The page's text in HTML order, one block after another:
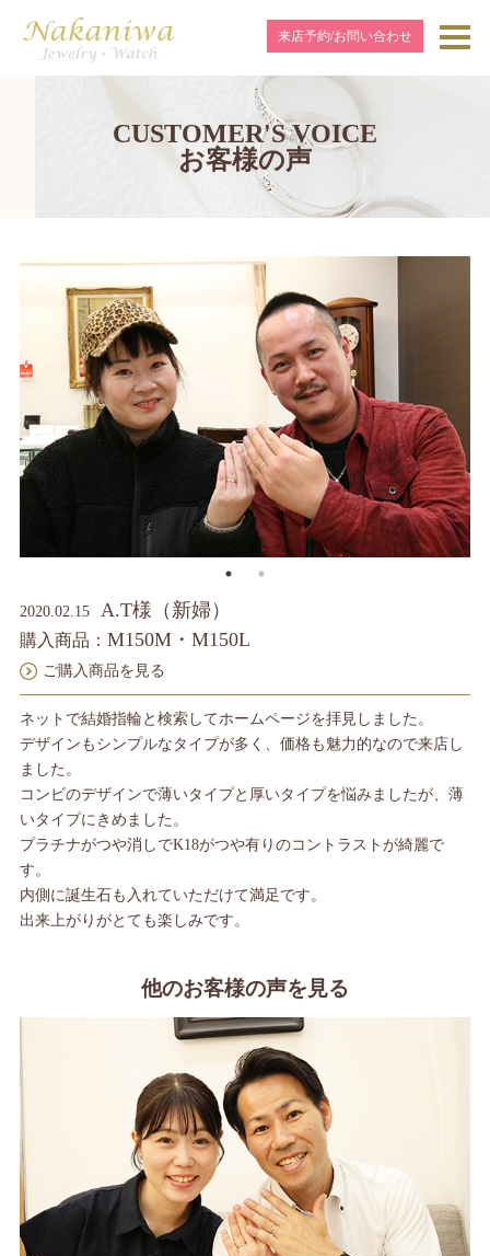
来店予約/お問い合わせ
CUSTOMER'S VOICE
お客様の声
2020.02.15 A.T様（新婦）
購入商品： M150M・M150L
ご購入商品を見る
ネットで結婚指輪と検索してホームページを拝見しました。
デザインもシンプルなタイプが多く、価格も魅力的なので来店し
ました。
コンビのデザインで薄いタイプと厚いタイプを悩みましたが、薄
いタイプにきめました。
プラチナがつや消しでK18がつや有りのコントラストが綺麗で
す。
内側に誕生石も入れていただけて満足です。
出来上がりがとても楽しみです。
他のお客様の声を見る